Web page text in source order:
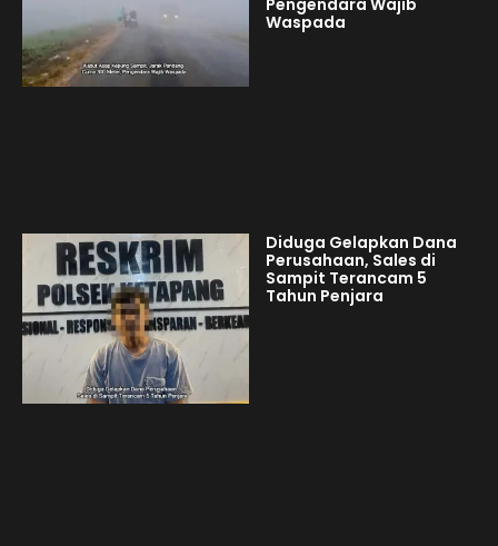
Pengendara Wajib
Waspada
Diduga Gelapkan Dana
Perusahaan, Sales di
Sampit Terancam 5
Tahun Penjara